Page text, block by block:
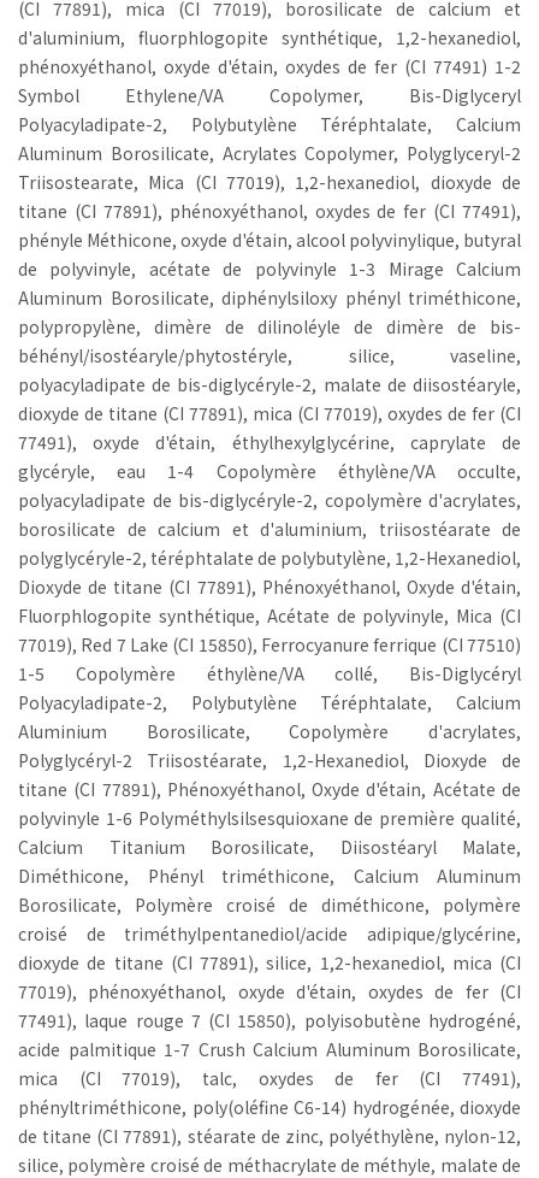
(CI 77891), mica (CI 77019), borosilicate de calcium et
d'aluminium, fluorphlogopite synthétique, 1,2-hexanediol,
phénoxyéthanol, oxyde d'étain, oxydes de fer (CI 77491) 1-2
Symbol Ethylene/VA Copolymer, Bis-Diglyceryl
Polyacyladipate-2, Polybutylène Téréphtalate, Calcium
Aluminum Borosilicate, Acrylates Copolymer, Polyglyceryl-2
Triisostearate, Mica (CI 77019), 1,2-hexanediol, dioxyde de
titane (CI 77891), phénoxyéthanol, oxydes de fer (CI 77491),
phényle Méthicone, oxyde d'étain, alcool polyvinylique, butyral
de polyvinyle, acétate de polyvinyle 1-3 Mirage Calcium
Aluminum Borosilicate, diphénylsiloxy phényl triméthicone,
polypropylène, dimère de dilinoléyle de dimère de bis-
béhényl/isostéaryle/phytostéryle, silice, vaseline,
polyacyladipate de bis-diglycéryle-2, malate de diisostéaryle,
dioxyde de titane (CI 77891), mica (CI 77019), oxydes de fer (CI
77491), oxyde d'étain, éthylhexylglycérine, caprylate de
glycéryle, eau 1-4 Copolymère éthylène/VA occulte,
polyacyladipate de bis-diglycéryle-2, copolymère d'acrylates,
borosilicate de calcium et d'aluminium, triisostéarate de
polyglycéryle-2, téréphtalate de polybutylène, 1,2-Hexanediol,
Dioxyde de titane (CI 77891), Phénoxyéthanol, Oxyde d'étain,
Fluorphlogopite synthétique, Acétate de polyvinyle, Mica (CI
77019), Red 7 Lake (CI 15850), Ferrocyanure ferrique (CI 77510)
1-5 Copolymère éthylène/VA collé, Bis-Diglycéryl
Polyacyladipate-2, Polybutylène Téréphtalate, Calcium
Aluminium Borosilicate, Copolymère d'acrylates,
Polyglycéryl-2 Triisostéarate, 1,2-Hexanediol, Dioxyde de
titane (CI 77891), Phénoxyéthanol, Oxyde d'étain, Acétate de
polyvinyle 1-6 Polyméthylsilsesquioxane de première qualité,
Calcium Titanium Borosilicate, Diisostéaryl Malate,
Diméthicone, Phényl triméthicone, Calcium Aluminum
Borosilicate, Polymère croisé de diméthicone, polymère
croisé de triméthylpentanediol/acide adipique/glycérine,
dioxyde de titane (CI 77891), silice, 1,2-hexanediol, mica (CI
77019), phénoxyéthanol, oxyde d'étain, oxydes de fer (CI
77491), laque rouge 7 (CI 15850), polyisobutène hydrogéné,
acide palmitique 1-7 Crush Calcium Aluminum Borosilicate,
mica (CI 77019), talc, oxydes de fer (CI 77491),
phényltriméthicone, poly(oléfine C6-14) hydrogénée, dioxyde
de titane (CI 77891), stéarate de zinc, polyéthylène, nylon-12,
silice, polymère croisé de méthacrylate de méthyle, malate de